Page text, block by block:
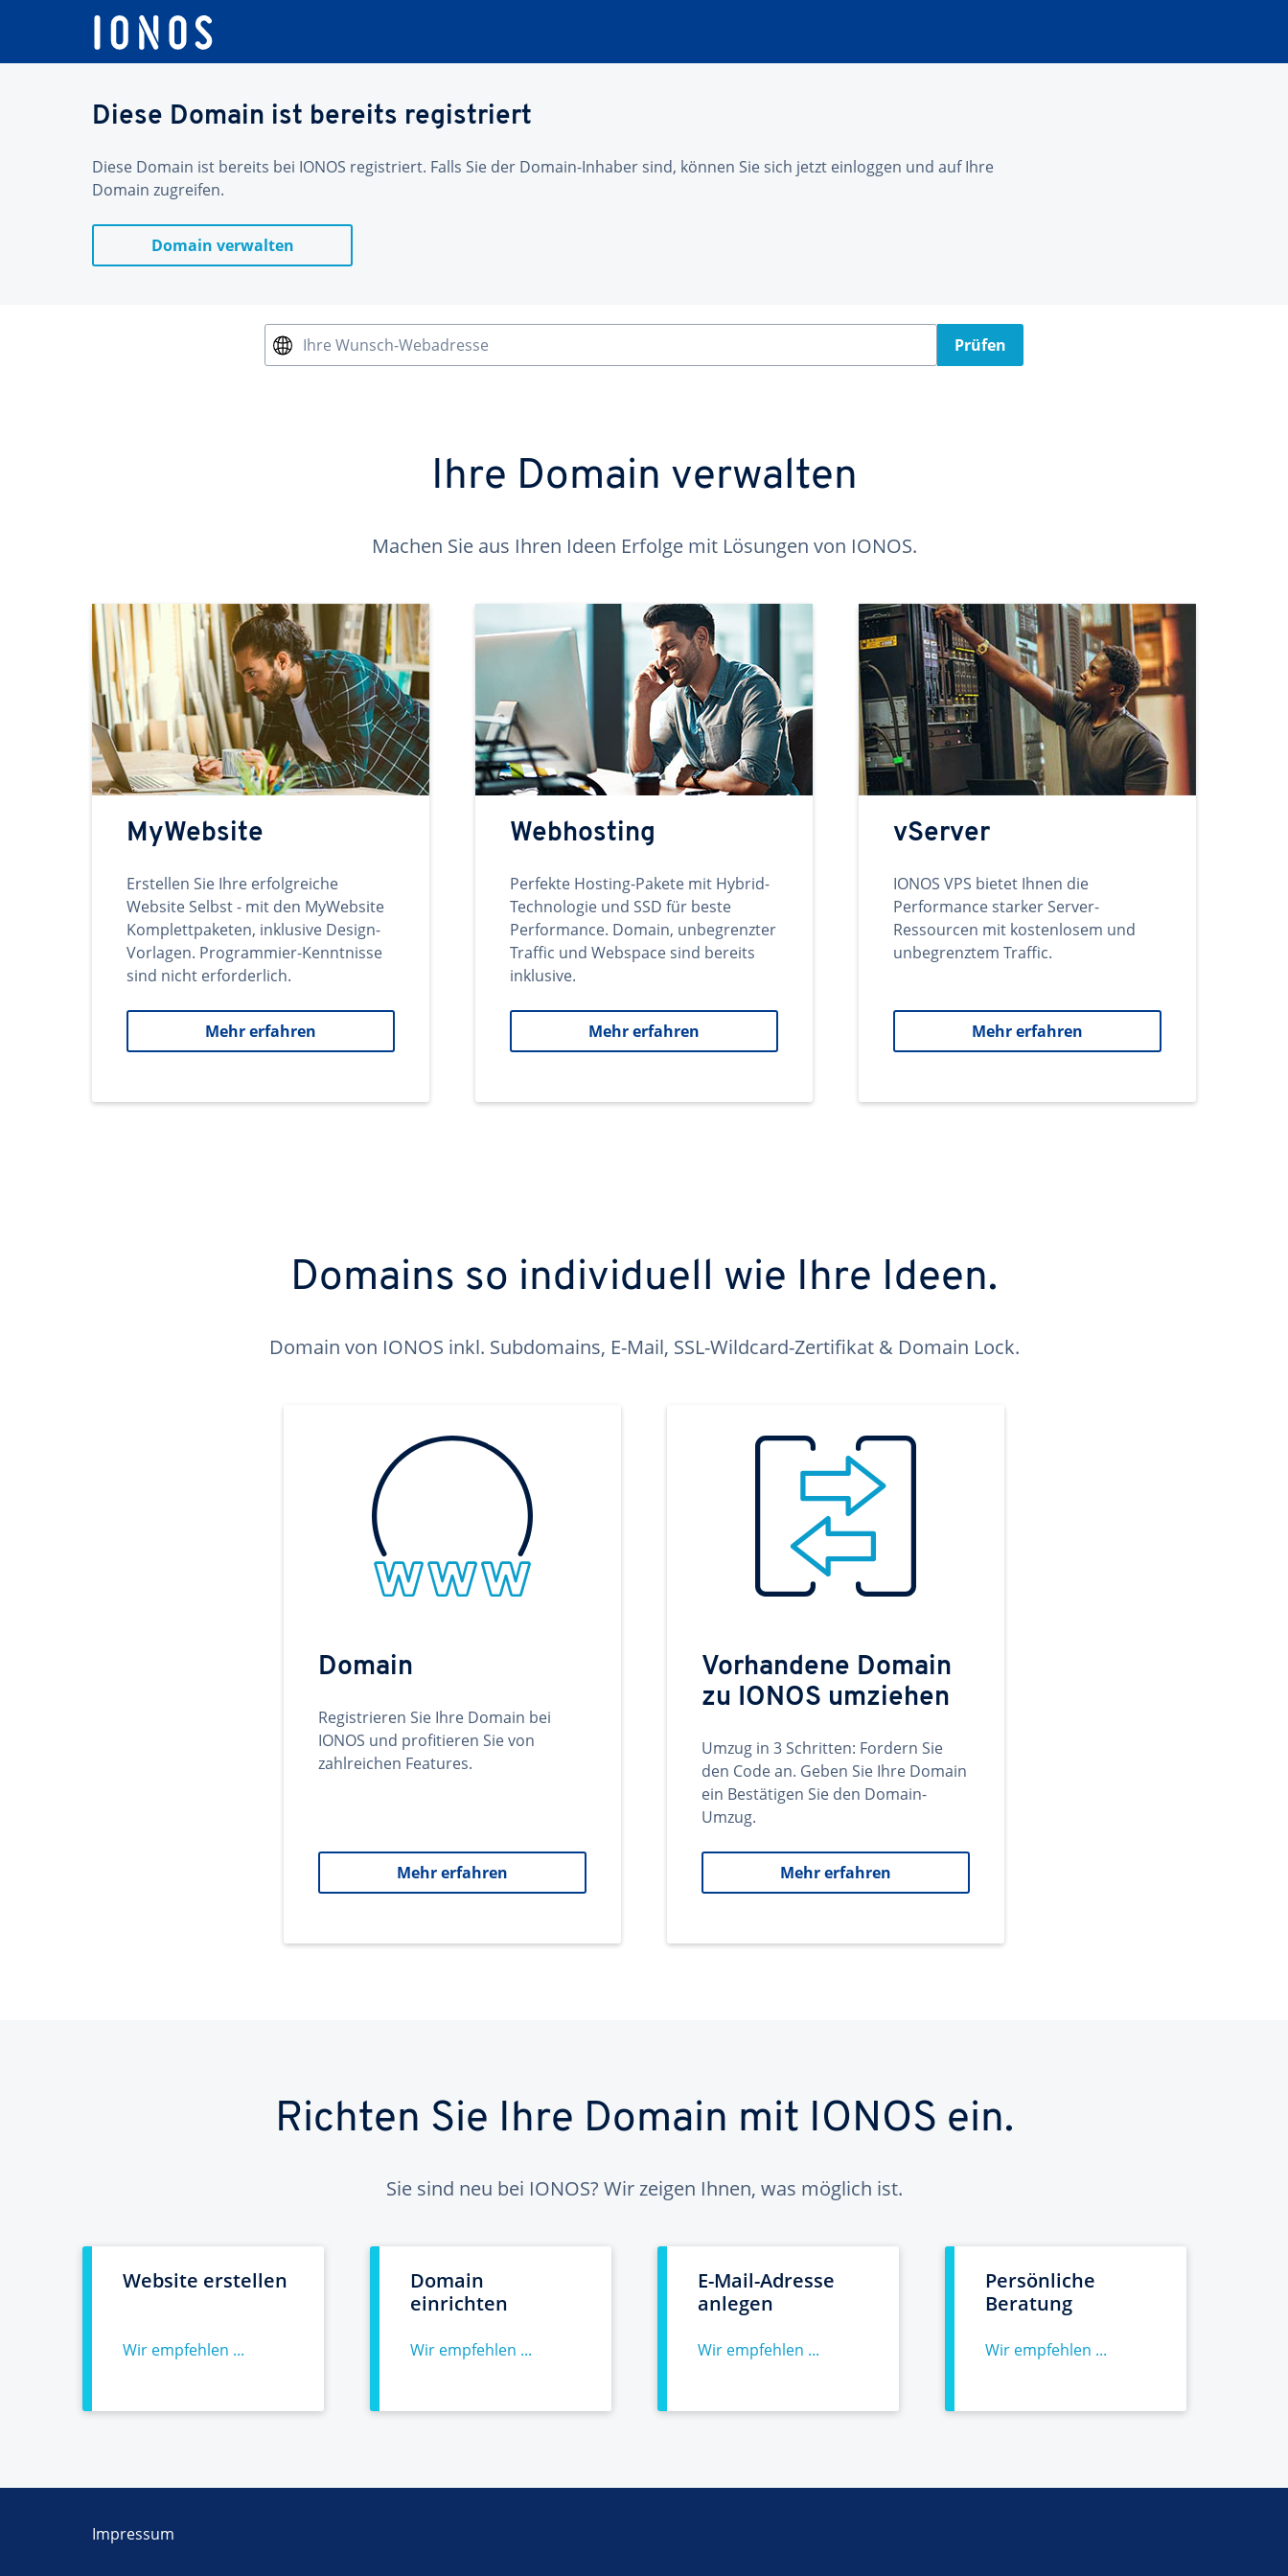
Diese Domain ist bereits registriert
Diese Domain ist bereits bei IONOS registriert. Falls Sie der Domain-Inhaber sind, können Sie sich jetzt einloggen und auf Ihre
Domain zugreifen.
Domain verwalten
Ihre Wunsch-Webadresse Prüfen
Ihre Domain verwalten
Machen Sie aus Ihren Ideen Erfolge mit Lösungen von IONOS.
MyWebsite
Erstellen Sie Ihre erfolgreiche
Website Selbst - mit den MyWebsite
Komplettpaketen, inklusive Design-
Vorlagen. Programmier-Kenntnisse
sind nicht erforderlich.
Mehr erfahren
Webhosting
Perfekte Hosting-Pakete mit Hybrid-
Technologie und SSD für beste
Performance. Domain, unbegrenzter
Traffic und Webspace sind bereits
inklusive.
Mehr erfahren
vServer
IONOS VPS bietet Ihnen die
Performance starker Server-
Ressourcen mit kostenlosem und
unbegrenztem Traffic.
Mehr erfahren
Domains so individuell wie Ihre Ideen.
Domain von IONOS inkl. Subdomains, E-Mail, SSL-Wildcard-Zertifikat & Domain Lock.
Domain
Registrieren Sie Ihre Domain bei
IONOS und profitieren Sie von
zahlreichen Features.
Mehr erfahren
Vorhandene Domain
zu IONOS umziehen
Umzug in 3 Schritten: Fordern Sie
den Code an. Geben Sie Ihre Domain
ein Bestätigen Sie den Domain-
Umzug.
Mehr erfahren
Richten Sie Ihre Domain mit IONOS ein.
Sie sind neu bei IONOS? Wir zeigen Ihnen, was möglich ist.
Website erstellen
Wir empfehlen ...
Domain
einrichten
Wir empfehlen ...
E-Mail-Adresse
anlegen
Wir empfehlen ...
Persönliche
Beratung
Wir empfehlen ...
Impressum